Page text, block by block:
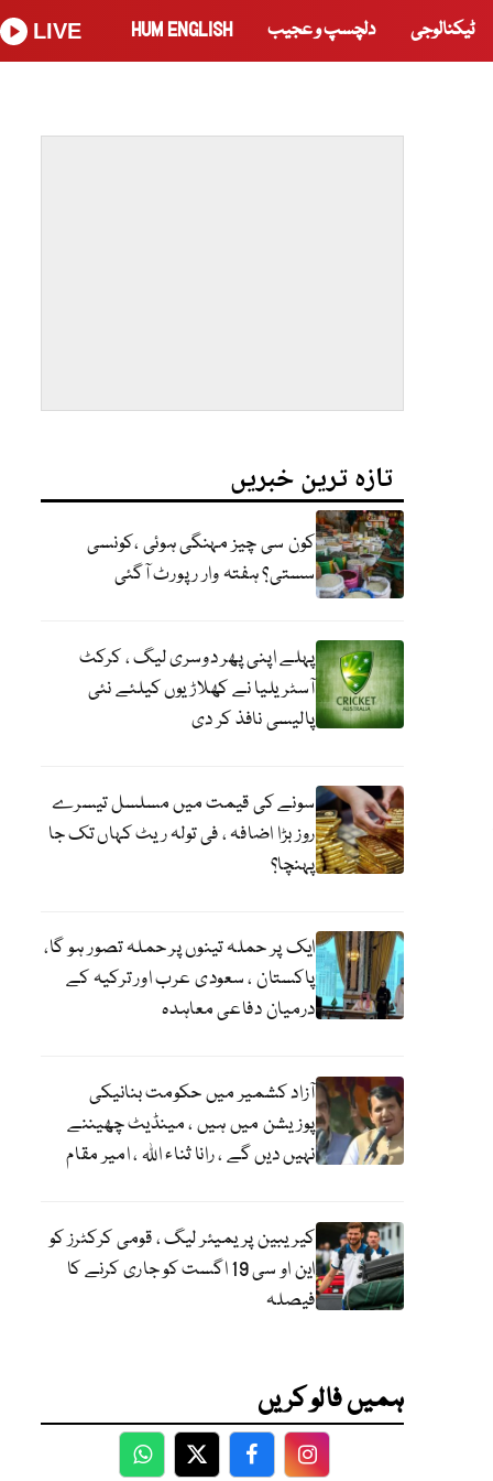
ٹیکنالوجی دلچسپ و عجیب HUM ENGLISH
LIVE
تازہ ترین خبریں
کون سی چیز مہنگی ہوئی ،کونسی
سستی؟ ہفتہ وار رپورٹ آگئی
پہلے اپنی پھر دوسری لیگ ، کرکٹ
آسٹریلیا نے کھلاڑیوں کیلئے نئی
پالیسی نافذ کر دی
سونے کی قیمت میں مسلسل تیسرے
روز بڑا اضافہ ، فی تولہ ریٹ کہاں تک جا
پہنچا؟
ایک پر حملہ تینوں پر حملہ تصور ہو گا،
پاکستان ، سعودی عرب اور ترکیہ کے
درمیان دفاعی معاہدہ
آزاد کشمیر میں حکومت بنانیکی
پوزیشن میں ہیں ، مینڈیٹ چھیننے
نہیں دیں گے ، رانا ثناء اللہ ، امیر مقام
کیریبین پریمیئر لیگ ، قومی کرکٹرز کو
این او سی 19 اگست کو جاری کرنے کا
فیصلہ
ہمیں فالو کریں
WhatsApp
TwitterFacebookFacebook